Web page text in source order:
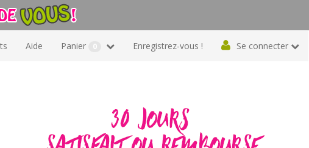
Enregistrez-vous !
Se connecter
Panier 0
Aide